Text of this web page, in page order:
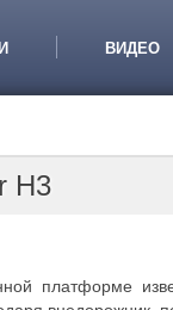
ВИДЕО
H3
платформе